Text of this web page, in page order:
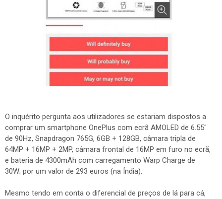
O inquérito pergunta aos utilizadores se estariam dispostos a
comprar um smartphone OnePlus com ecrã AMOLED de 6.55"
de 90Hz, Snapdragon 765G, 6GB + 128GB, câmara tripla de
64MP + 16MP + 2MP, câmara frontal de 16MP em furo no ecrã,
e bateria de 4300mAh com carregamento Warp Charge de
30W; por um valor de 293 euros (na Índia).
Mesmo tendo em conta o diferencial de preços de lá para cá,